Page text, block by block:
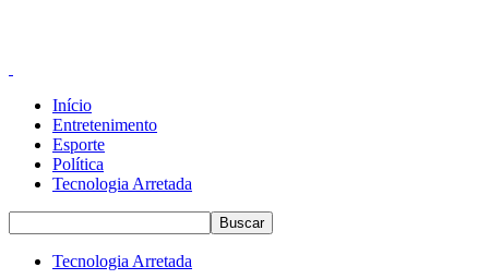
Início
Entretenimento
Esporte
Política
Tecnologia Arretada
Tecnologia Arretada